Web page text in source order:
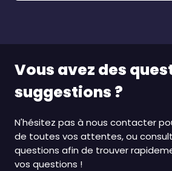
Vous avez des
suggestions ?
N'hésitez pas à nous contacter
de toutes vos attentes, ou
questions afin de trouver
vos questions !